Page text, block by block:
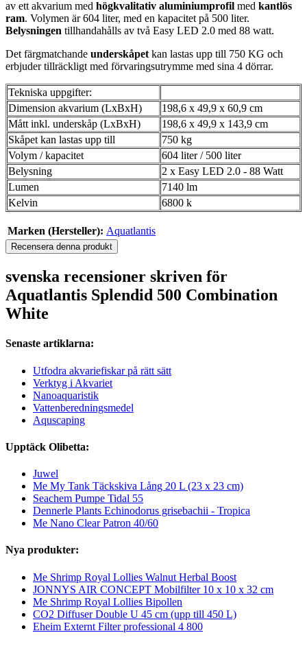
av ett akvarium med högkvalitativ aluminiumprofil med kantlös
ram. Volymen är 604 liter, med en kapacitet på 500 liter.
Belysningen tillhandahålls av två Easy LED 2.0 med 88 watt.
Det färgmatchande underskåpet kan lastas upp till 750 KG och
erbjuder tillräckligt med förvaringsutrymme med sina 4 dörrar.
Tekniska uppgifter:
Dimension akvarium (LxBxH)
198,6 x 49,9 x 60,9 cm
Mått inkl. underskåp (LxBxH)
198,6 x 49,9 x 143,9 cm
Skåpet kan lastas upp till
750 kg
Volym / kapacitet
604 liter / 500 liter
Belysning
2 x Easy LED 2.0 - 88 Watt
Lumen
7140 lm
Kelvin
6800 k
Marken (Hersteller): Aquatlantis
Recensera denna produkt
svenska recensioner skriven för
Aquatlantis Splendid 500 Combination
White
Senaste artiklarna:
Utfodra akvariefiskar på rätt sätt
Verktyg i Akvariet
Nanoaquaristik
Vattenberedningsmedel
Aquscaping
Upptäck Olibetta:
Juwel
Me My Tank Täckskiva Lång 20 L (23 x 23 cm)
Seachem Pumpe Tidal 55
Dennerle Plants Echinodorus grisebachii - Tropica
Me Nano Clear Patron 40/60
Nya produkter:
Me Shrimp Royal Lollies Walnut Herbal Boost
JONNYS AIR CONCEPT Mobilfilter 10 x 10 x 32 cm
Me Shrimp Royal Lollies Bipollen
CO2 Diffuser Double U 45 cm (upp till 450 L)
Eheim Externt Filter professional 4 800